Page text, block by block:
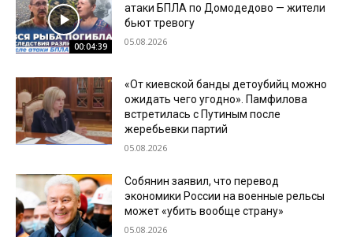
00:04:39
атаки БПЛА по Домодедово — жители
бьют тревогу
05.08.2026
«От киевской банды детоубийц можно
ожидать чего угодно». Памфилова
встретилась с Путиным после
жеребьевки партий
05.08.2026
Собянин заявил, что перевод
экономики России на военные рельсы
может «убить вообще страну»
05.08.2026